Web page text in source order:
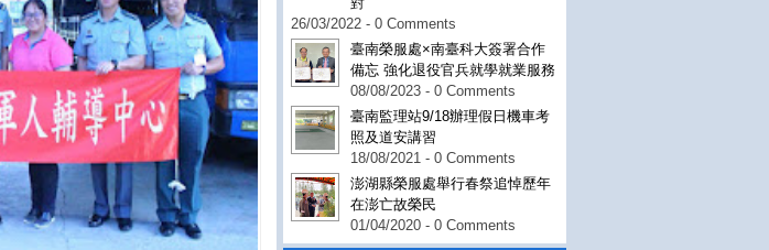
26/03/2022 - 0 Comments
臺南榮服處×南臺科大簽署合作
備忘 強化退役官兵就學就業服務
08/08/2023 - 0 Comments
臺南監理站9/18辦理假日機車考
照及道安講習
18/08/2021 - 0 Comments
澎湖縣榮服處舉行春祭追悼歷年
在澎亡故榮民
01/04/2020 - 0 Comments